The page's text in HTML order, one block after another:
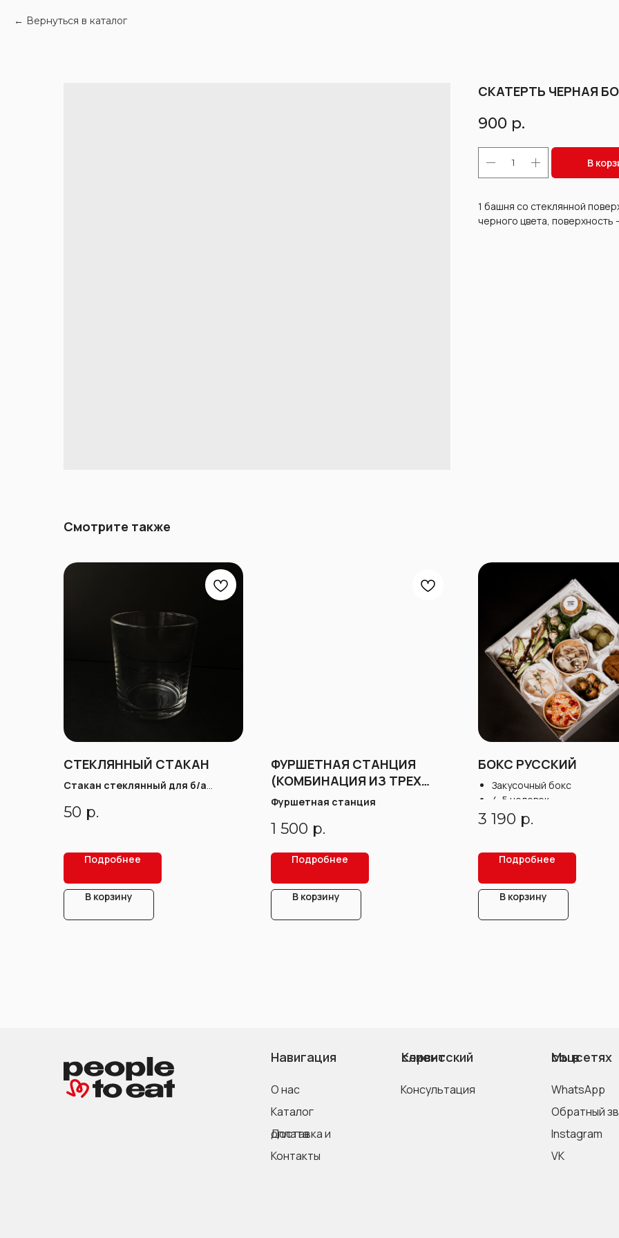
Вернуться в каталог
СКАТЕРТЬ ЧЕРНАЯ
900 р.
В
1 башня со стеклянной
черного цвета, поверхность
Смотрите также
СТЕКЛЯННЫЙ СТАКАН
Стакан стеклянный для б/а
50 р.
Подробнее
В корзину
ФУРШЕТНАЯ СТАНЦИЯ
(КОМБИНАЦИЯ ИЗ ТРЕХ
СТУПЕНЕЙ)
Фуршетная станция
1 500 р.
Подробнее
В корзину
БОКС РУССКИЙ
Закусочный бокс
4-5 человек
Вес: 950 г
3 190 р.
Подробнее
В корзину
Навигация
О нас
Контакты
Каталог
Доставка и оплата
Консультация
Клиентский сервис
Instagram
VK
WhatsApp
Обратный
Мы в соцсетях